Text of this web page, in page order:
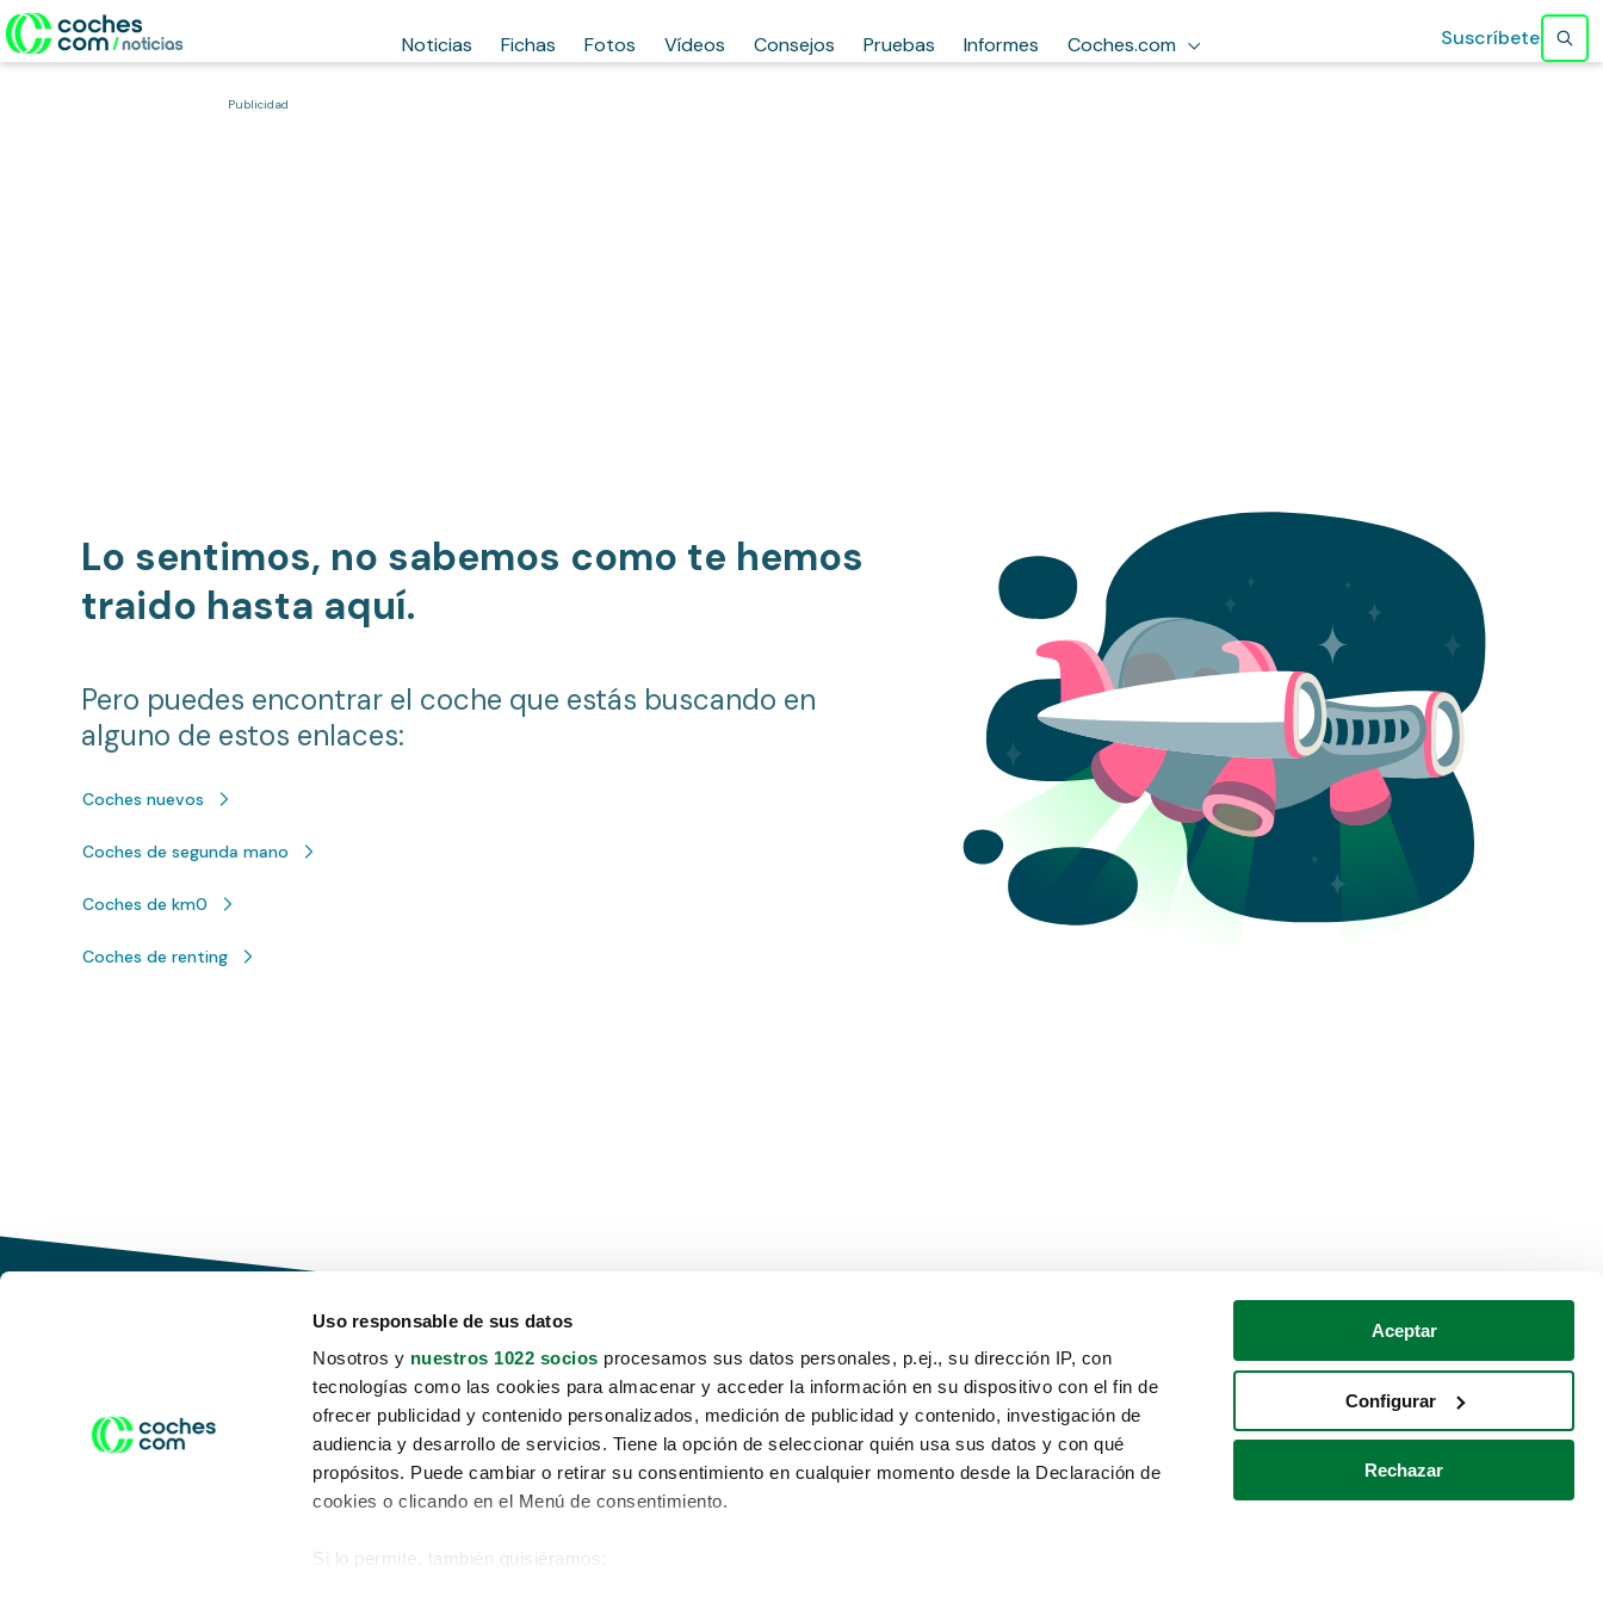
Uso responsable de sus datos
Nosotros y nuestros 1022 socios procesamos sus datos personales, p.ej., su dirección IP, con
tecnologías como las cookies para almacenar y acceder la información en su dispositivo con el fin de
ofrecer publicidad y contenido personalizados, medición de publicidad y contenido, investigación de
audiencia y desarrollo de servicios. Tiene la opción de seleccionar quién usa sus datos y con qué
propósitos. Puede cambiar o retirar su consentimiento en cualquier momento desde la Declaración de
cookies o clicando en el Menú de consentimiento.
Si lo permite, también quisiéramos:
Aceptar
Configurar
Rechazar
Noticias Fichas Fotos Vídeos Consejos Pruebas Informes Coches.com Suscríbete
Publicidad
Lo sentimos, no sabemos como te hemos
traido hasta aquí.
Pero puedes encontrar el coche que estás buscando en
alguno de estos enlaces:
Coches nuevos
Coches de segunda mano
Coches de km0
Coches de renting
Conduce tu futuro,
desata tu movilidad